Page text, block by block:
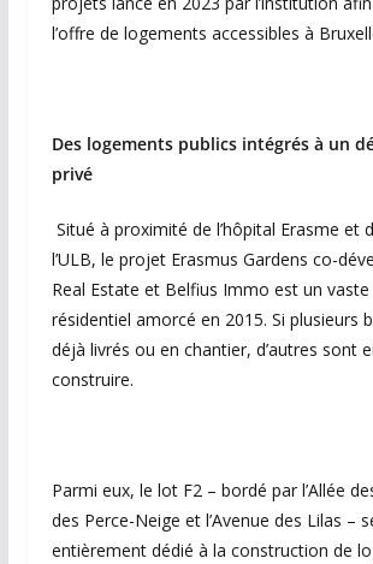
l’offre de logements accessibles à
Des logements publics intégrés à un
privé
Situé à proximité de l’hôpital Erasme et
l’ULB, le projet Erasmus Gardens co-
Real Estate et Belfius Immo est un
résidentiel amorcé en 2015. Si plusieurs
déjà livrés ou en chantier, d’autres sont
construire.
Parmi eux, le lot F2 – bordé par l’Allée
des Perce-Neige et l’Avenue des Lilas –
entièrement dédié à la construction de